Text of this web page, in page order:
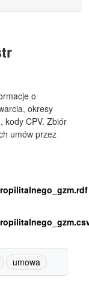
o
okresy
kody CPV. Zbiór
umów przez
umowa